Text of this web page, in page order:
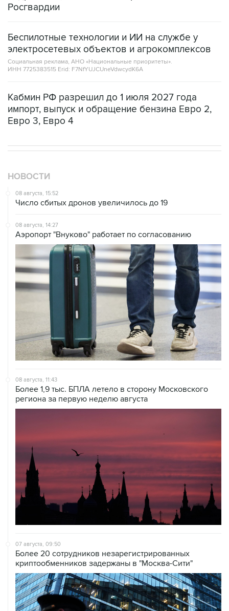
Росгвардии
Беспилотные технологии и ИИ на службе у
электросетевых объектов и агрокомплексов
Социальная реклама, АНО «Национальные приоритеты».
ИНН 7725383515 Erid: F7NfYUJCUneVdwcydK6A
Кабмин РФ разрешил до 1 июля 2027 года
импорт, выпуск и обращение бензина Евро 2,
Евро 3, Евро 4
НОВОСТИ
08 августа, 15:52
Число сбитых дронов увеличилось до 19
08 августа, 14:27
Аэропорт "Внуково" работает по согласованию
08 августа, 11:43
Более 1,9 тыс. БПЛА летело в сторону Московского
региона за первую неделю августа
07 августа, 09:50
Более 20 сотрудников незарегистрированных
криптообменников задержаны в "Москва-Сити"